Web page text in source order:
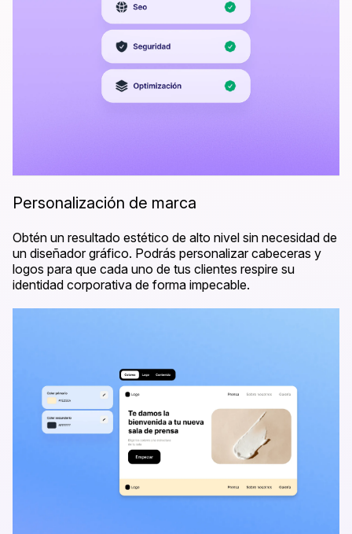
Personalización de marca
Obtén un resultado estético de alto nivel sin necesidad de
un diseñador gráfico. Podrás personalizar cabeceras y
logos para que cada uno de tus clientes respire su
identidad corporativa de forma impecable.